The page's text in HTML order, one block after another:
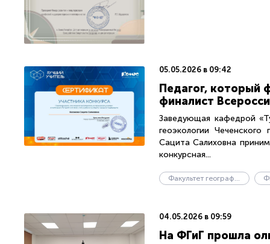
05.05.2026 в 09:42
Педагог, который
финалист
Заведующая кафедрой
геоэкологии
Сацита Салиховна
конкурсная...
Факультет географии и геоэкологии
04.05.2026 в 09:59
На ФГиГ прошла